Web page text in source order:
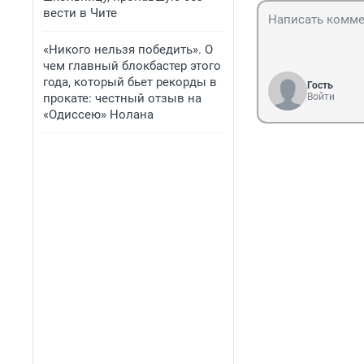
вести в Чите
«Никого нельзя победить». О
чем главный блокбастер этого
года, который бьет рекорды в
прокате: честный отзыв на
«Одиссею» Нолана
Гость
Войти